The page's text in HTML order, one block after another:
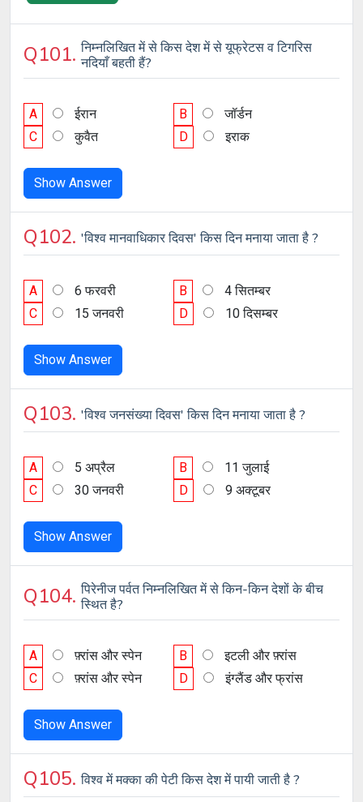
Q101.निम्नलिखित में से किस देश में से यूफ्रेटस व टिगरिस
नदियाँ बहती हैं?
A ईरान B
जॉर्डन
C
कुवैत D इराक
Show Answer
Q102. 'विश्व मानवाधिकार दिवस' किस दिन मनाया जाता है ?
A 6 फरवरी B
4 सितम्बर
C
15 जनवरी D 10 दिसम्बर
Show Answer
Q103. 'विश्व जनसंख्या दिवस' किस दिन मनाया जाता है ?
A 5 अप्रैल B
11 जुलाई
C
30 जनवरी D 9 अक्टूबर
Show Answer
Q104.पिरेनीज पर्वत निम्नलिखित में से किन-किन देशों के बीच
स्थित है?
A फ़्रांस और स्पेन B
इटली और फ़्रांस
C
फ़्रांस और स्पेन D इंग्लैंड और फ्रांस
Show Answer
Q105.विश्व में मक्का की पेटी किस देश में पायी जाती है ?